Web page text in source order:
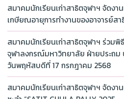
สมาคมนักเรียนเก่าสาธิตจุฬาฯ จัดงา
เกษียณอายุการทำงานของอาจารย์ส
สมาคมนักเรียนเก่าสาธิตจุฬาฯ ร่วมพิ
จุฬาลงกรณ์มหาวิทยาลัย ฝ่ายประถม
วันพฤหัสบดีที่ 17 กรกฎาคม 2568
สมาคมนักเรียนเก่าสาธิตจุฬาฯ จัดง